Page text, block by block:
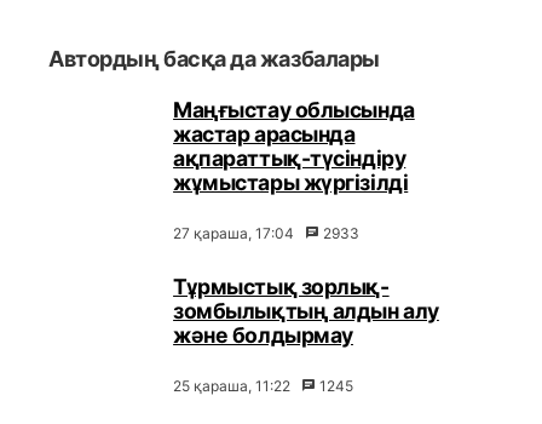
Автордың басқа да жазбалары
Маңғыстау облысында
жастар арасында
ақпараттық-түсіндіру
жұмыстары жүргізілді
27 қараша, 17:04 2933
Тұрмыстық зорлық-
зомбылықтың алдын алу
және болдырмау
25 қараша, 11:22 1245